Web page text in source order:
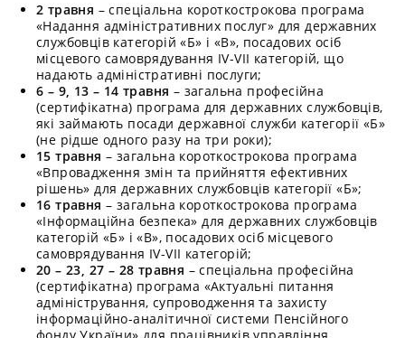
2 травня – спеціальна короткострокова програма
«Надання адміністративних послуг» для державних
службовців категорій «Б» і «В», посадових осіб
місцевого самоврядування IV-VII категорій, що
надають адміністративні послуги;
6 – 9, 13 – 14 травня – загальна професійна
(сертифікатна) програма для державних службовців,
які займають посади державної служби категорії «Б»
(не рідше одного разу на три роки);
15 травня – загальна короткострокова програма
«Впровадження змін та прийняття ефективних
рішень» для державних службовців категорії «Б»;
16 травня – загальна короткострокова програма
«Інформаційна безпека» для державних службовців
категорій «Б» і «В», посадових осіб місцевого
самоврядування IV-VII категорій;
20 – 23, 27 – 28 травня – спеціальна професійна
(сертифікатна) програма «Актуальні питання
адміністрування, супроводження та захисту
інформаційно-аналітичної системи Пенсійного